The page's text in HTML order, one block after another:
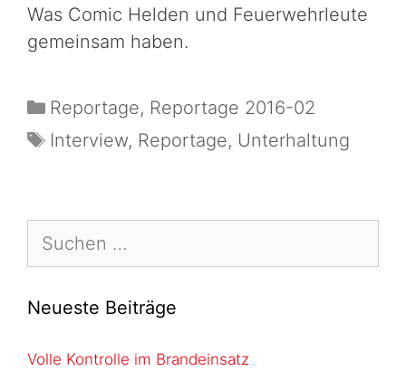
Was Comic Helden und Feuerwehrleute
gemeinsam haben.
Reportage, Reportage 2016-02
Interview, Reportage, Unterhaltung
Neueste Beiträge
Volle Kontrolle im Brandeinsatz